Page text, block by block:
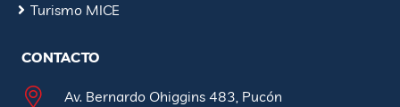
Turismo MICE
CONTACTO
Av. Bernardo Ohiggins 483, Pucón